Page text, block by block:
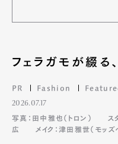
フェラガモが綴る
PR Fashion
2026.07.17
写真：田中雅也（トロン）
ス
広
メイク：津田雅世（モッズ